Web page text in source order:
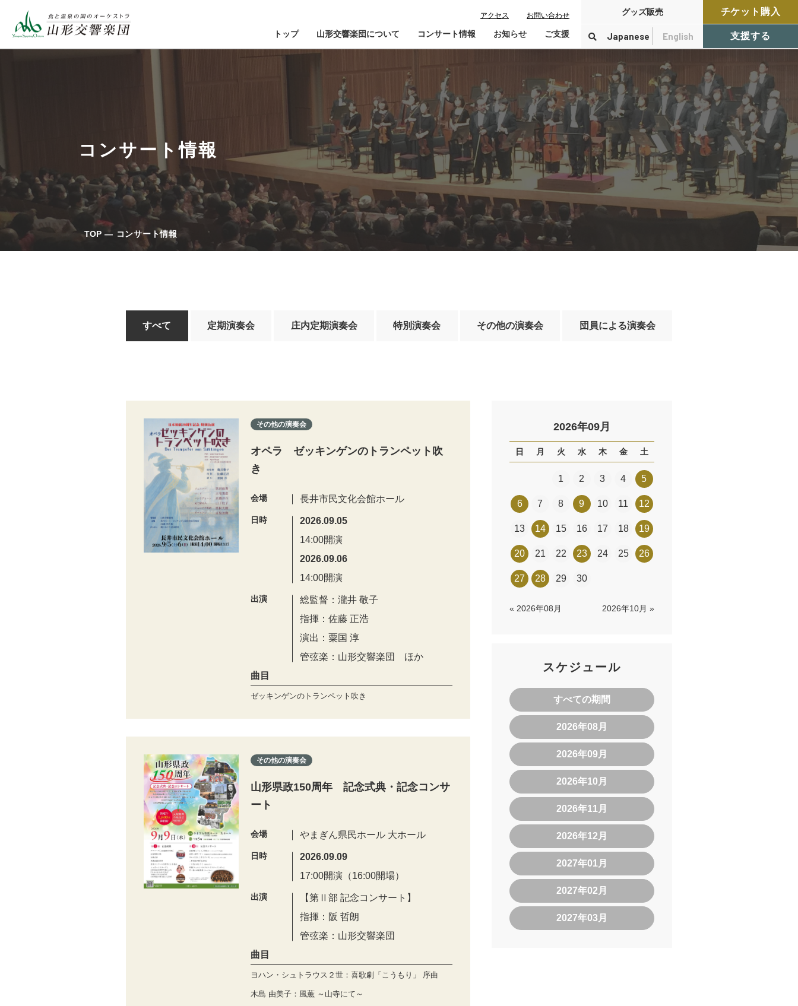
アクセス お問い合わせ
トップ 山形交響楽団について
山響が目指すもの
指揮者・楽団員紹介
山響アマデウスコア
山響の教育・地域交流
動画で見る山響
団体情報
コンサート情報
チケット購入ガイド
鑑賞会員入会
定期演奏会アーカイブ
お知らせ ご支援
寄付控除について
グッズ販売
Japanese English
チケット購入
支援する
コンサート情報
TOP コンサート情報
すべて 定期演奏会 庄内定期演奏会 特別演奏会 その他の演奏会 団員による演奏会
その他の演奏会
オペラ ゼッキンゲンのトランペット吹
き
会場 長井市民文化会館ホール
日時
2026.09.05
14:00開演
2026.09.06
14:00開演
出演
総監督：瀧井 敬子
指揮：佐藤 正浩
演出：粟国 淳
管弦楽：山形交響楽団 ほか
曲目
ゼッキンゲンのトランペット吹き
その他の演奏会
山形県政150周年 記念式典・記念コンサ
ート
会場 やまぎん県民ホール 大ホール
日時
2026.09.09
17:00開演（16:00開場）
出演
【第Ⅱ部 記念コンサート】
指揮：阪 哲朗
管弦楽：山形交響楽団
曲目
ヨハン・シュトラウス２世：喜歌劇「こうもり」 序曲
木島 由美子：風薫 ～山寺にて～
2026年09月
日 月 火 水 木 金 土
1 2 3 4 5
6 7 8 9 10 11 12
13 14 15 16 17 18 19
20 21 22 23 24 25 26
27 28 29 30
« 2026年08月 2026年10月 »
スケジュール
すべての期間
2026年08月
2026年09月
2026年10月
2026年11月
2026年12月
2027年01月
2027年02月
2027年03月